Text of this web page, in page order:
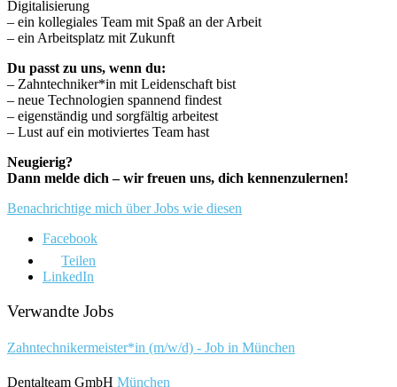
Digitalisierung
– ein kollegiales Team mit Spaß an der Arbeit
– ein Arbeitsplatz mit Zukunft
Du passt zu uns, wenn du:
– Zahntechniker*in mit Leidenschaft bist
– neue Technologien spannend findest
– eigenständig und sorgfältig arbeitest
– Lust auf ein motiviertes Team hast
Neugierig?
Dann melde dich – wir freuen uns, dich kennenzulernen!
Benachrichtige mich über Jobs wie diesen
Facebook
Teilen
LinkedIn
Verwandte Jobs
Zahntechnikermeister*in (m/w/d) - Job in München
Dentalteam GmbH München